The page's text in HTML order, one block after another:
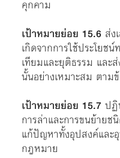
คุกคาม
เป้าหมายย่อย 15.6 ส่ง
เกิดจากการใช้ประโยช
เทียมและยุติธรรม และส่
นั้นอย่างเหมาะสม ตาม
เป้าหมายย่อย 15.7 ปฏิ
การล่าและการขนย้าย
แก้ปัญหาทั้งอุปสงค์แล
กฎหมาย